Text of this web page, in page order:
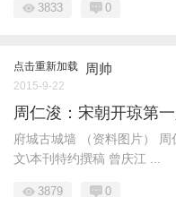
3833 0
点击重新加载 周帅
2015-9-22
周仁浚：宋朝开琼第一
府城古城墙 （资料图片）
文\本刊特约撰稿 曾庆江 ...
3879 0